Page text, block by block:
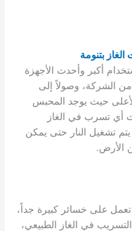
بتنومة
أكبر وأحدث الأجهزة
الشركة، وصولاً إلى
حيث يوجد المحبس
أي تسرب في الغاز
تشغيل النار حتى يمكن
الأرض.
على خسائر كبيرة جداً،
في الغاز الطبيعي،